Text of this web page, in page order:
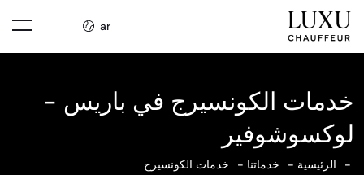
ar
خدمات الكونسيرج في باريس -
لوكسوشوفير
الرئيسية خدماتنا
خدمات الكونسيرج